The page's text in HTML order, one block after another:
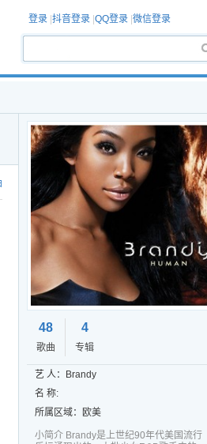
登录 抖音登录 QQ登录 微信登录
48
歌曲
4
专辑
艺 人：Brandy
名 称:
所属区域：欧美
小简介 Brandy是上世纪90年代美国流行